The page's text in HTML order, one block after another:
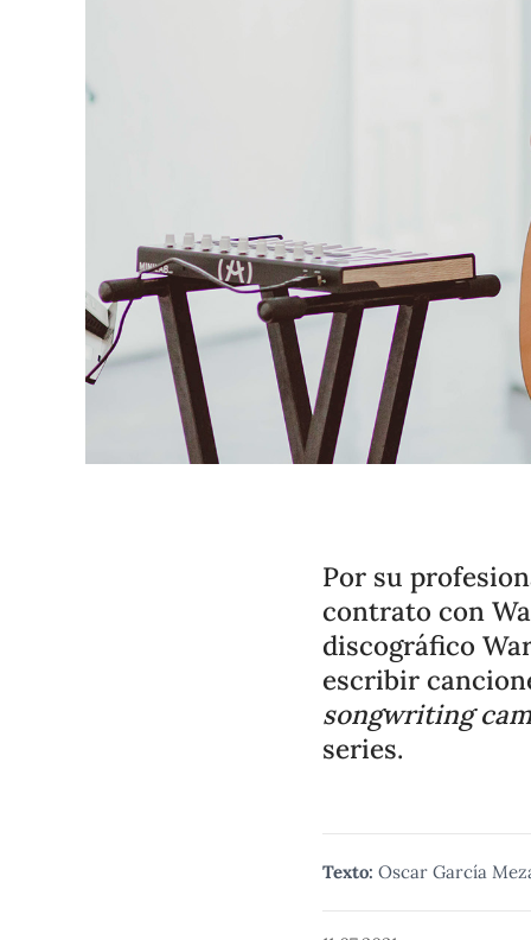
Por su
contrato con
discográfico
escribir
songwriting
series.
Texto: Oscar García